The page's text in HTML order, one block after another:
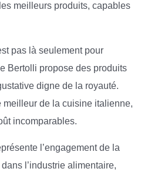
meilleurs produits, capables
pas là seulement pour
Bertolli propose des produits
digne de la royauté.
meilleur de la cuisine italienne,
incomparables.
l’engagement de la
l’industrie alimentaire,